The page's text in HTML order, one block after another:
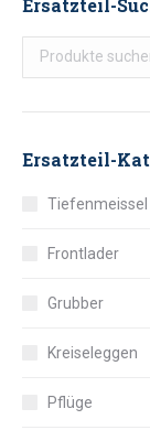
Ersatzteil-
Tiefenmeissel
Frontlader
Grubber
Kreiseleggen
Pflüge